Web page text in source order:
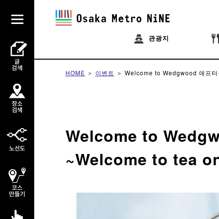
관광지
HOME 이벤트 Welcome to Wedgwood 애프
Welcome to
~Welcome to tea